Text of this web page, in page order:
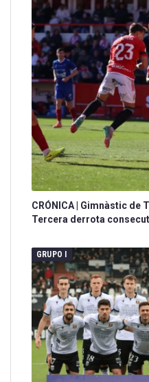
CRÓNICA | Gimnàstic de
Tercera derrota
GRUPO I